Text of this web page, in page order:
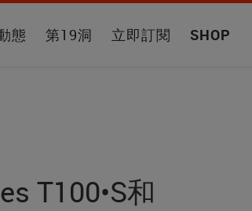
態 第19洞 立即訂閱 SHOP
T100•S和